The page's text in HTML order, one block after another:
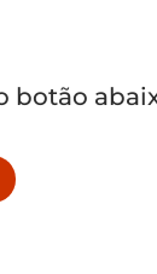
botão